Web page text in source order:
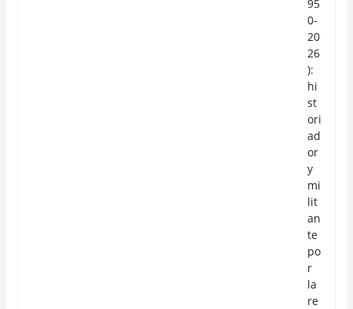
95
0-
20
26
):
hi
st
ori
ad
or
y
mi
lit
an
te
po
r
la
re